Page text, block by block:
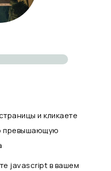
и кликаете
превышающую
javascript в вашем